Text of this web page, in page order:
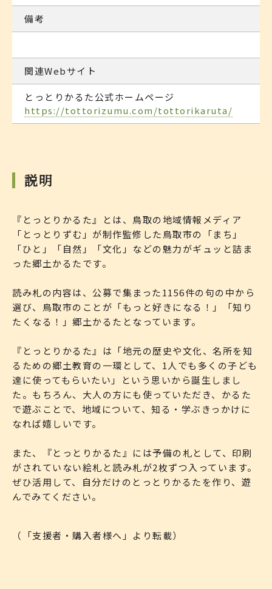
備考
関連Webサイト
とっとりかるた公式ホームページ
https://tottorizumu.com/tottorikaruta/
説明
『とっとりかるた』とは、鳥取の地域情報メディア
「とっとりずむ」が制作監修した鳥取市の「まち」
「ひと」「自然」「文化」などの魅力がギュッと詰ま
った郷土かるたです。
読み札の内容は、公募で集まった1156件の句の中から
選び、鳥取市のことが「もっと好きになる！」「知り
たくなる！」郷土かるたとなっています。
『とっとりかるた』は「地元の歴史や文化、名所を知
るための郷土教育の一環として、1人でも多くの子ども
達に使ってもらいたい」という思いから誕生しまし
た。もちろん、大人の方にも使っていただき、かるた
で遊ぶことで、地域について、知る・学ぶきっかけに
なれば嬉しいです。
また、『とっとりかるた』には予備の札として、印刷
がされていない絵札と読み札が2枚ずつ入っています。
ぜひ活用して、自分だけのとっとりかるたを作り、遊
んでみてください。
（「支援者・購入者様へ」より転載）